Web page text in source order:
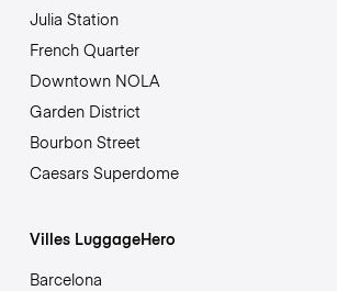
Julia Station
French Quarter
Downtown NOLA
Garden District
Bourbon Street
Caesars Superdome
Villes LuggageHero
Barcelona